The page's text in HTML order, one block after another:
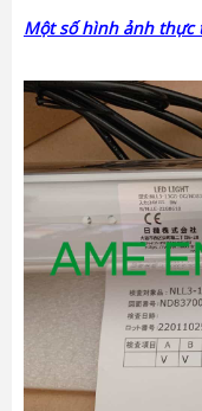
Một số hình ảnh thực